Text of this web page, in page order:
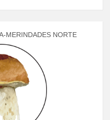
MERINDADES NORTE